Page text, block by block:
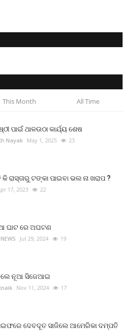
This Month All Time
ପାଇଁ ଥାଳଉଠା କାର୍ଯ୍ୟ ଶେଷ
Nayak May 1, 2025 23
ରାସ୍ତାରୁ ଟଙ୍କା ପାଇବା ଭଲ ନା ଖରାପ ?
17, 2023 22
ଘାଟ ରେ ଅଘଟଣ
Jul 29, 2024 19
ନୂଆ ସିଜେଆଇ
Nov 11, 2024 17
ଦେବଦୂତ ସାଜିଲେ ଆମେରିକା ଦମ୍ପତି